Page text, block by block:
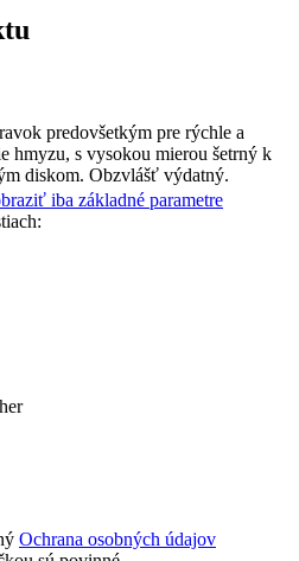
predovšetkým pre rýchle a
hmyzu, s vysokou mierou šetrný k
diskom. Obzvlášť výdatný.
iba základné parametre
Ochrana osobných údajov